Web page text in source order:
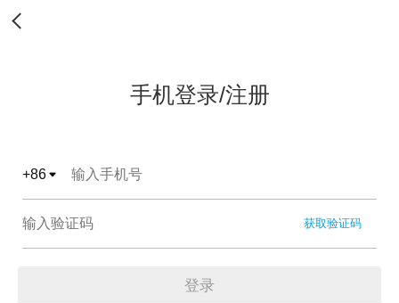
手机登录/注册
+86
获取验证码
登录